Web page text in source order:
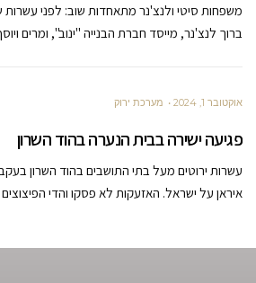
משפחות סיטי ולנצ'נר מתאחדות שוב: לפני עשרות
ברוך לנצ'נר, מייסד חברת הבנייה "ינוב", ומרים
אוקטובר 1, 2024 מערכת ירוק
פגיעה ישירה בבית הנערה בהוד השרון
עשרות ירוטים מעל בתי התושבים בהוד השרון
איראן על ישראל. האזעקות לא פסקו והדי הפיצוצים